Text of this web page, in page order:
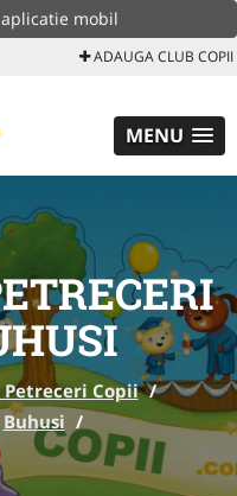
mobil
ADAUGA CLUB COPII
MENU
Copii /
Buhusi /